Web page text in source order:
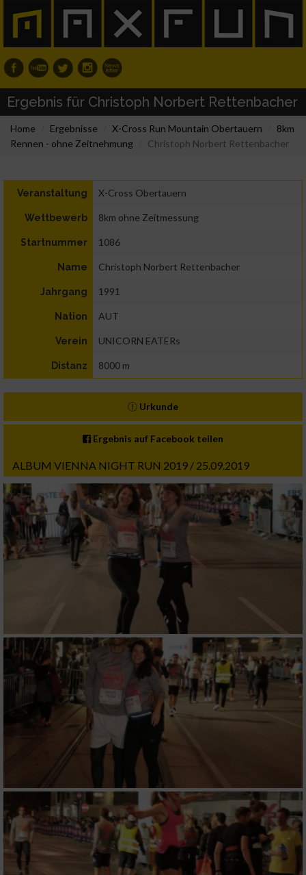
Ergebnis für Christoph Norbert Rettenbacher
Home Ergebnisse X-Cross Run Mountain Obertauern
8km
Rennen - ohne Zeitnehmung
Christoph Norbert Rettenbacher
Veranstaltung X-Cross Obertauern
Wettbewerb 8km ohne Zeitmessung
Startnummer 1086
Name Christoph Norbert Rettenbacher
Jahrgang 1991
Nation AUT
Verein UNICORN EATERs
Distanz 8000 m
Urkunde
Ergebnis auf Facebook teilen
ALBUM VIENNA NIGHT RUN 2019 / 25.09.2019